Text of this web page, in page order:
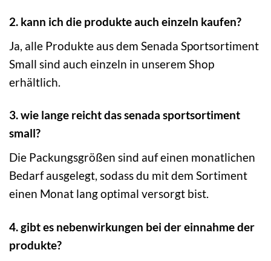
2. kann ich die produkte auch einzeln kaufen?
Ja, alle Produkte aus dem Senada Sportsortiment
Small sind auch einzeln in unserem Shop
erhältlich.
3. wie lange reicht das senada sportsortiment
small?
Die Packungsgrößen sind auf einen monatlichen
Bedarf ausgelegt, sodass du mit dem Sortiment
einen Monat lang optimal versorgt bist.
4. gibt es nebenwirkungen bei der einnahme der
produkte?